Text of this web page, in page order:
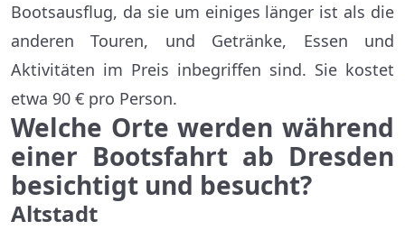
Bootsausflug, da sie um einiges länger ist als die
anderen Touren, und Getränke, Essen und
Aktivitäten im Preis inbegriffen sind. Sie kostet
etwa 90 € pro Person.
Welche Orte werden während
einer Bootsfahrt ab Dresden
besichtigt und besucht?
Altstadt